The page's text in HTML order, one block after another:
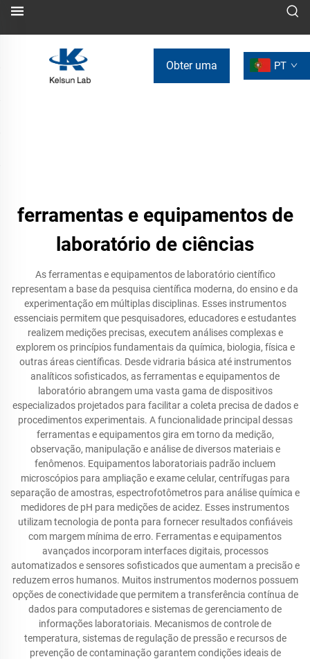
Obter uma PT
ferramentas e equipamentos de
laboratório de ciências
As ferramentas e equipamentos de laboratório científico
representam a base da pesquisa científica moderna, do ensino e da
experimentação em múltiplas disciplinas. Esses instrumentos
essenciais permitem que pesquisadores, educadores e estudantes
realizem medições precisas, executem análises complexas e
explorem os princípios fundamentais da química, biologia, física e
outras áreas científicas. Desde vidraria básica até instrumentos
analíticos sofisticados, as ferramentas e equipamentos de
laboratório abrangem uma vasta gama de dispositivos
especializados projetados para facilitar a coleta precisa de dados e
procedimentos experimentais. A funcionalidade principal dessas
ferramentas e equipamentos gira em torno da medição,
observação, manipulação e análise de diversos materiais e
fenômenos. Equipamentos laboratoriais padrão incluem
microscópios para ampliação e exame celular, centrífugas para
separação de amostras, espectrofotômetros para análise química e
medidores de pH para medições de acidez. Esses instrumentos
utilizam tecnologia de ponta para fornecer resultados confiáveis
com margem mínima de erro. Ferramentas e equipamentos
avançados incorporam interfaces digitais, processos
automatizados e sensores sofisticados que aumentam a precisão e
reduzem erros humanos. Muitos instrumentos modernos possuem
opções de conectividade que permitem a transferência contínua de
dados para computadores e sistemas de gerenciamento de
informações laboratoriais. Mecanismos de controle de
temperatura, sistemas de regulação de pressão e recursos de
prevenção de contaminação garantem condições ideais de